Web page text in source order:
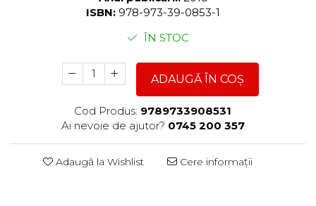
ISBN: 978-973-39-0853-1
ÎN STOC
ADAUGĂ ÎN COȘ
Cod Produs: 9789733908531
Ai nevoie de ajutor? 0745 200 357
Adaugă la Wishlist Cere informații